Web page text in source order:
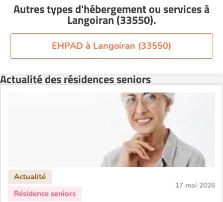
Résidence senior à la location Nantes
Résidence senior à la location Nîmes
Résidence senior à la location Orléans
Résidence senior à la location Perpignan
Résidence senior à la location Reims
Résidence senior à la location Rennes
Résidence senior à la location Strasbourg
Résidence senior à la location Toulouse
Autres types d'hébergement ou servicesà
Langoiran (33550).
EHPAD à Langoiran (33550)
Actualité des résidences seniors
17 mai 2026